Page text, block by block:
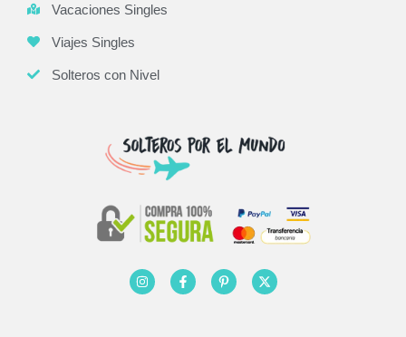
Vacaciones Singles
Viajes Singles
Solteros con Nivel